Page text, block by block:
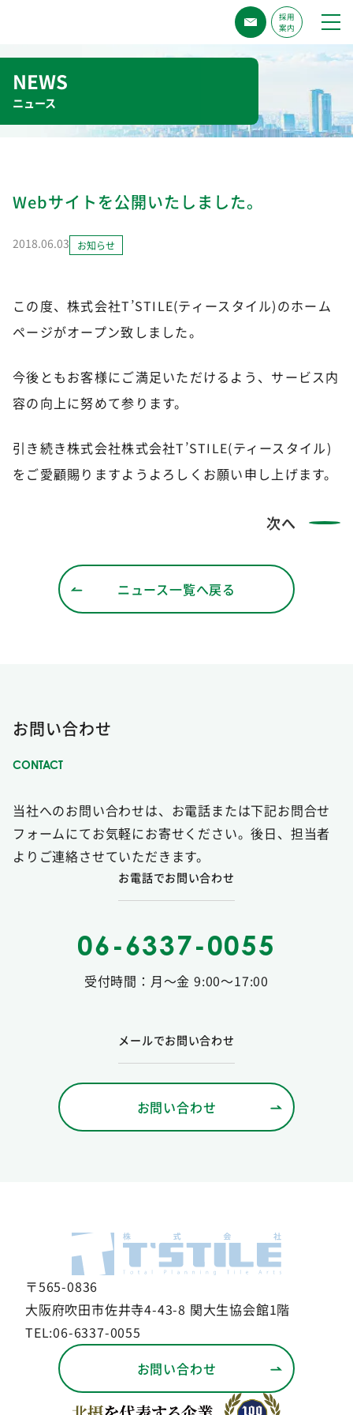
採用
案内
NEWS
Webサイトを公開いたしました。
2018.06.03 お知らせ
この度、株式会社T’STILE(ティースタイル)のホーム
ページがオープン致しました。
今後ともお客様にご満足いただけるよう、サービス内
容の向上に努めて参ります。
引き続き株式会社株式会社T’STILE(ティースタイル)
をご愛顧賜りますようよろしくお願い申し上げます。
次へ
ニュース一覧へ戻る
お問い合わせ
当社へのお問い合わせは、お電話または下記お問合せ
フォームにてお気軽にお寄せください。後日、担当者
よりご連絡させていただきます。
お電話でお問い合わせ
06-6337-0055
受付時間：月〜金 9:00〜17:00
メールでお問い合わせ
お問い合わせ
〒565-0836
大阪府吹田市佐井寺4-43-8 関大生協会館1階
TEL:06-6337-0055
お問い合わせ